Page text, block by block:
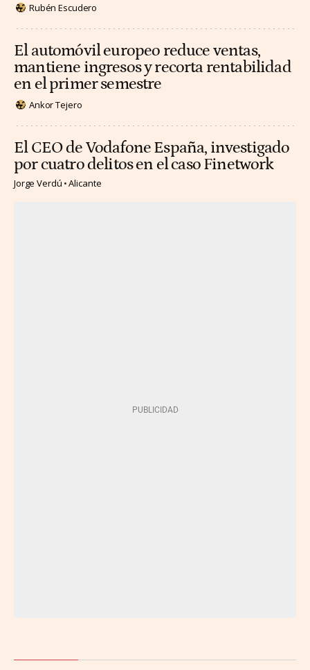
Rubén Escudero
El automóvil europeo reduce ventas,
mantiene ingresos y recorta rentabilidad
en el primer semestre
Ankor Tejero
El CEO de Vodafone España, investigado
por cuatro delitos en el caso Finetwork
Jorge Verdú Alicante